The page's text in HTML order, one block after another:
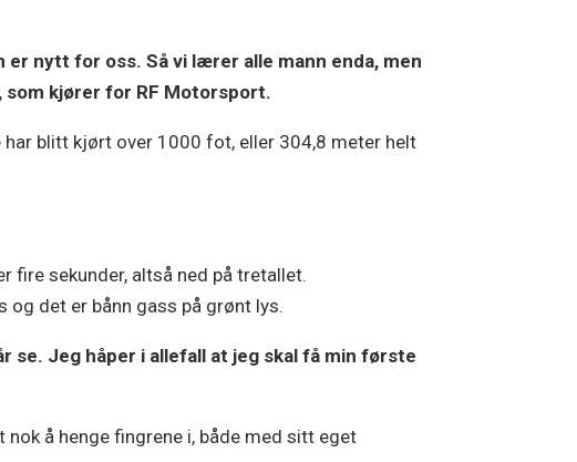
nytt for oss. Så vi lærer alle mann enda, men
som kjører for RF Motorsport.
har blitt kjørt over 1000 fot, eller 304,8 meter helt
sekunder, altså ned på tretallet.
det er bånn gass på grønt lys.
se. Jeg håper i allefall at jeg skal få min første
å henge fingrene i, både med sitt eget